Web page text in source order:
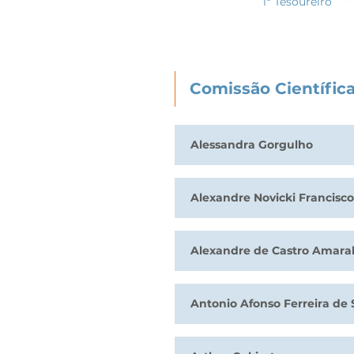
Comissão Científica
Alessandra Gorgulho
Alexandre Novicki Francisco
Alexandre de Castro Amaral
Antonio Afonso Ferreira de